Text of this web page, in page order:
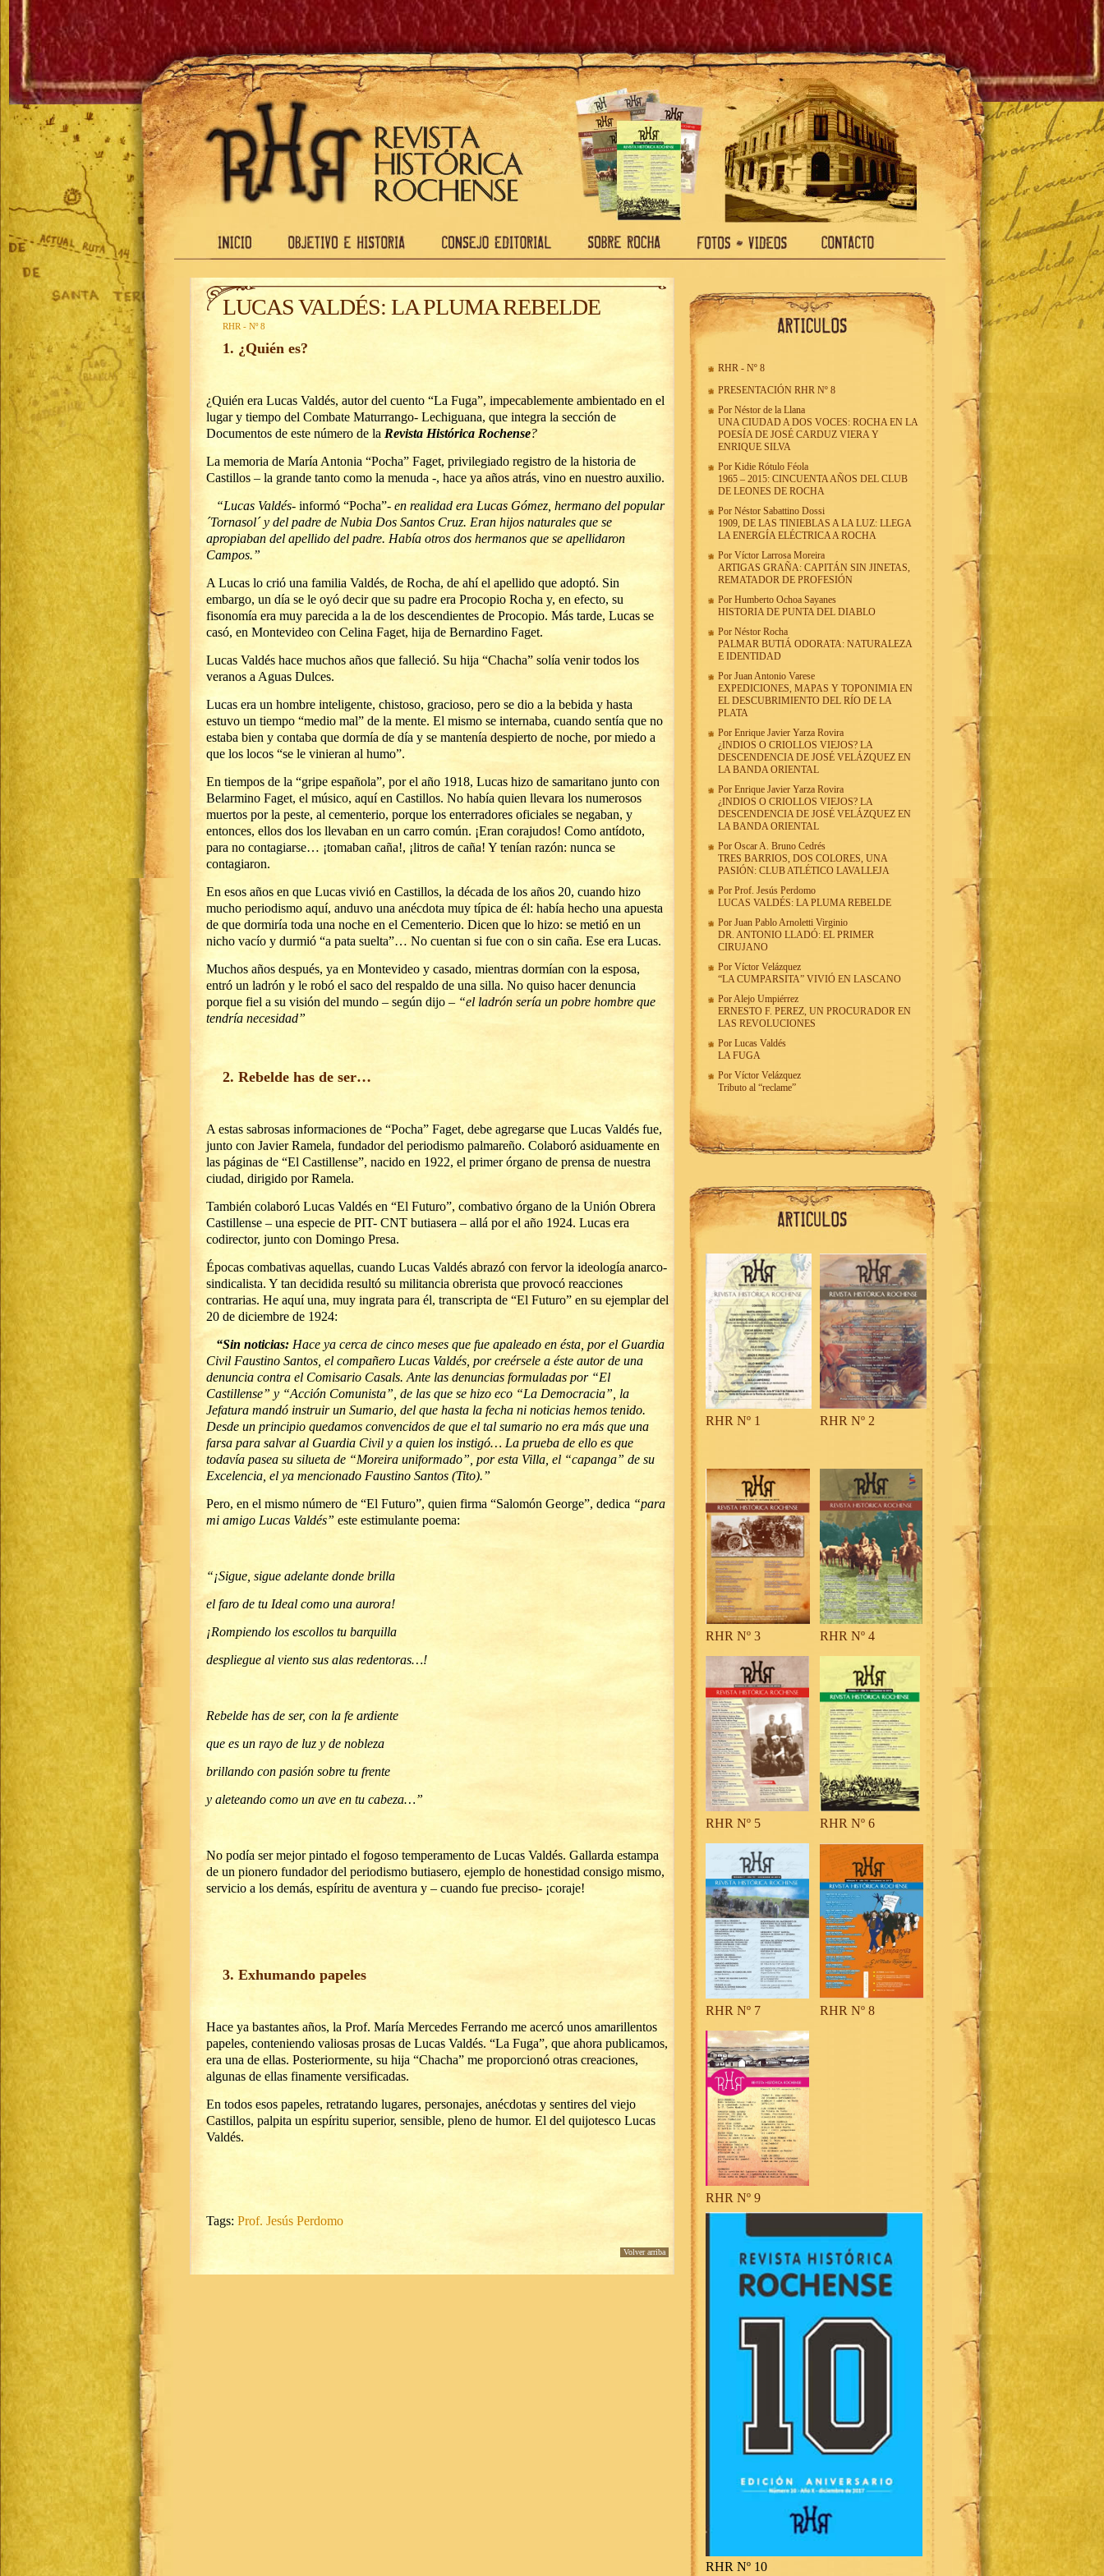
LUCAS VALDÉS: LA PLUMA REBELDE
RHR - Nº 8
1. ¿Quién es?
¿Quién era Lucas Valdés, autor del cuento “La Fuga”, impecablemente ambientado en el
lugar y tiempo del Combate Maturrango- Lechiguana, que integra la sección de
Documentos de este número de la Revista Histórica Rochense?
La memoria de María Antonia “Pocha” Faget, privilegiado registro de la historia de
Castillos – la grande tanto como la menuda -, hace ya años atrás, vino en nuestro auxilio.
“Lucas Valdés- informó “Pocha”- en realidad era Lucas Gómez, hermano del popular
´Tornasol´ y del padre de Nubia Dos Santos Cruz. Eran hijos naturales que se
apropiaban del apellido del padre. Había otros dos hermanos que se apellidaron
Campos.”
A Lucas lo crió una familia Valdés, de Rocha, de ahí el apellido que adoptó. Sin
embargo, un día se le oyó decir que su padre era Procopio Rocha y, en efecto, su
fisonomía era muy parecida a la de los descendientes de Procopio. Más tarde, Lucas se
casó, en Montevideo con Celina Faget, hija de Bernardino Faget.
Lucas Valdés hace muchos años que falleció. Su hija “Chacha” solía venir todos los
veranos a Aguas Dulces.
Lucas era un hombre inteligente, chistoso, gracioso, pero se dio a la bebida y hasta
estuvo un tiempo “medio mal” de la mente. El mismo se internaba, cuando sentía que no
estaba bien y contaba que dormía de día y se mantenía despierto de noche, por miedo a
que los locos “se le vinieran al humo”.
En tiempos de la “gripe española”, por el año 1918, Lucas hizo de samaritano junto con
Belarmino Faget, el músico, aquí en Castillos. No había quien llevara los numerosos
muertos por la peste, al cementerio, porque los enterradores oficiales se negaban, y
entonces, ellos dos los llevaban en un carro común. ¡Eran corajudos! Como antídoto,
para no contagiarse… ¡tomaban caña!, ¡litros de caña! Y tenían razón: nunca se
contagiaron.
En esos años en que Lucas vivió en Castillos, la década de los años 20, cuando hizo
mucho periodismo aquí, anduvo una anécdota muy típica de él: había hecho una apuesta
de que dormiría toda una noche en el Cementerio. Dicen que lo hizo: se metió en un
nicho vacío y durmió “a pata suelta”… No cuentan si fue con o sin caña. Ese era Lucas.
Muchos años después, ya en Montevideo y casado, mientras dormían con la esposa,
entró un ladrón y le robó el saco del respaldo de una silla. No quiso hacer denuncia
porque fiel a su visión del mundo – según dijo – “el ladrón sería un pobre hombre que
tendría necesidad”
2. Rebelde has de ser…
A estas sabrosas informaciones de “Pocha” Faget, debe agregarse que Lucas Valdés fue,
junto con Javier Ramela, fundador del periodismo palmareño. Colaboró asiduamente en
las páginas de “El Castillense”, nacido en 1922, el primer órgano de prensa de nuestra
ciudad, dirigido por Ramela.
También colaboró Lucas Valdés en “El Futuro”, combativo órgano de la Unión Obrera
Castillense – una especie de PIT- CNT butiasera – allá por el año 1924. Lucas era
codirector, junto con Domingo Presa.
Épocas combativas aquellas, cuando Lucas Valdés abrazó con fervor la ideología anarco-
sindicalista. Y tan decidida resultó su militancia obrerista que provocó reacciones
contrarias. He aquí una, muy ingrata para él, transcripta de “El Futuro” en su ejemplar del
20 de diciembre de 1924:
“Sin noticias: Hace ya cerca de cinco meses que fue apaleado en ésta, por el Guardia
Civil Faustino Santos, el compañero Lucas Valdés, por creérsele a éste autor de una
denuncia contra el Comisario Casals. Ante las denuncias formuladas por “El
Castillense” y “Acción Comunista”, de las que se hizo eco “La Democracia”, la
Jefatura mandó instruir un Sumario, del que hasta la fecha ni noticias hemos tenido.
Desde un principio quedamos convencidos de que el tal sumario no era más que una
farsa para salvar al Guardia Civil y a quien los instigó… La prueba de ello es que
todavía pasea su silueta de “Moreira uniformado”, por esta Villa, el “capanga” de su
Excelencia, el ya mencionado Faustino Santos (Tito).”
Pero, en el mismo número de “El Futuro”, quien firma “Salomón George”, dedica “para
mi amigo Lucas Valdés” este estimulante poema:
“¡Sigue, sigue adelante donde brilla
el faro de tu Ideal como una aurora!
¡Rompiendo los escollos tu barquilla
despliegue al viento sus alas redentoras…!
Rebelde has de ser, con la fe ardiente
que es un rayo de luz y de nobleza
brillando con pasión sobre tu frente
y aleteando como un ave en tu cabeza…”
No podía ser mejor pintado el fogoso temperamento de Lucas Valdés. Gallarda estampa
de un pionero fundador del periodismo butiasero, ejemplo de honestidad consigo mismo,
servicio a los demás, espíritu de aventura y – cuando fue preciso- ¡coraje!
3. Exhumando papeles
Hace ya bastantes años, la Prof. María Mercedes Ferrando me acercó unos amarillentos
papeles, conteniendo valiosas prosas de Lucas Valdés. “La Fuga”, que ahora publicamos,
era una de ellas. Posteriormente, su hija “Chacha” me proporcionó otras creaciones,
algunas de ellas finamente versificadas.
En todos esos papeles, retratando lugares, personajes, anécdotas y sentires del viejo
Castillos, palpita un espíritu superior, sensible, pleno de humor. El del quijotesco Lucas
Valdés.
Tags: Prof. Jesús Perdomo
Volver arriba
RHR - Nº 8
PRESENTACIÓN RHR Nº 8
Por Néstor de la Llana
UNA CIUDAD A DOS VOCES: ROCHA EN LA
POESÍA DE JOSÉ CARDUZ VIERA Y
ENRIQUE SILVA
Por Kidie Rótulo Féola
1965 – 2015: CINCUENTA AÑOS DEL CLUB
DE LEONES DE ROCHA
Por Néstor Sabattino Dossi
1909, DE LAS TINIEBLAS A LA LUZ: LLEGA
LA ENERGÍA ELÉCTRICA A ROCHA
Por Víctor Larrosa Moreira
ARTIGAS GRAÑA: CAPITÁN SIN JINETAS,
REMATADOR DE PROFESIÓN
Por Humberto Ochoa Sayanes
HISTORIA DE PUNTA DEL DIABLO
Por Néstor Rocha
PALMAR BUTIÁ ODORATA: NATURALEZA
E IDENTIDAD
Por Juan Antonio Varese
EXPEDICIONES, MAPAS Y TOPONIMIA EN
EL DESCUBRIMIENTO DEL RÍO DE LA
PLATA
Por Enrique Javier Yarza Rovira
¿INDIOS O CRIOLLOS VIEJOS? LA
DESCENDENCIA DE JOSÉ VELÁZQUEZ EN
LA BANDA ORIENTAL
Por Enrique Javier Yarza Rovira
¿INDIOS O CRIOLLOS VIEJOS? LA
DESCENDENCIA DE JOSÉ VELÁZQUEZ EN
LA BANDA ORIENTAL
Por Oscar A. Bruno Cedrés
TRES BARRIOS, DOS COLORES, UNA
PASIÓN: CLUB ATLÉTICO LAVALLEJA
Por Prof. Jesús Perdomo
LUCAS VALDÉS: LA PLUMA REBELDE
Por Juan Pablo Arnoletti Virginio
DR. ANTONIO LLADÓ: EL PRIMER
CIRUJANO
Por Víctor Velázquez
“LA CUMPARSITA” VIVIÓ EN LASCANO
PorAlejo Umpiérrez
ERNESTO F. PEREZ, UN PROCURADOR EN
LAS REVOLUCIONES
Por Lucas Valdés
LA FUGA
Por Víctor Velázquez
Tributo al “reclame”
RHR Nº 1 RHR Nº 2
RHR Nº 3 RHR Nº 4
RHR Nº 5 RHR Nº 6
RHR Nº 7 RHR Nº 8
RHR Nº 9
RHR Nº 10